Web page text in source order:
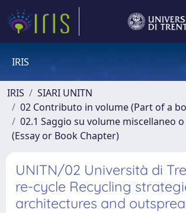
IRIS
IRIS
SIARI UNITN
02 Contributo in volume (Part of a
02.1 Saggio su volume miscellaneo
(Essay or Book Chapter)
UNITN/02 Università di
re-cycle Recycling
architectures and